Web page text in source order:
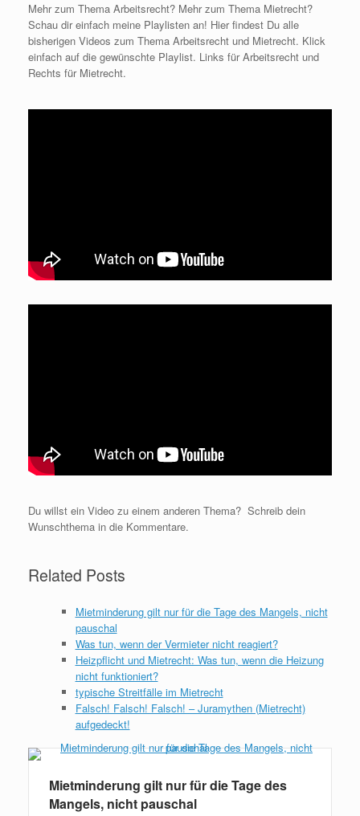
Mehr zum Thema Arbeitsrecht? Mehr zum Thema Mietrecht?
Schau dir einfach meine Playlisten an! Hier findest Du alle
bisherigen Videos zum Thema Arbeitsrecht und Mietrecht. Klick
einfach auf die gewünschte Playlist. Links für Arbeitsrecht und
Rechts für Mietrecht.
Du willst ein Video zu einem anderen Thema? Schreib dein
Wunschthema in die Kommentare.
Related Posts
Mietminderung gilt nur für die Tage des Mangels, nicht
pauschal
Was tun, wenn der Vermieter nicht reagiert?
Heizpflicht und Mietrecht: Was tun, wenn die Heizung
nicht funktioniert?
typische Streitfälle im Mietrecht
Falsch! Falsch! Falsch! – Juramythen (Mietrecht)
aufgedeckt!
Mietminderung gilt nur für die Tage des
Mangels, nicht pauschal